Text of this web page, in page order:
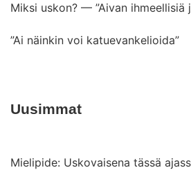
Miksi uskon? — ”Aivan ihmeellisiä
”Ai näinkin voi katuevankelioida”
Uusimmat
Mielipide: Uskovaisena tässä